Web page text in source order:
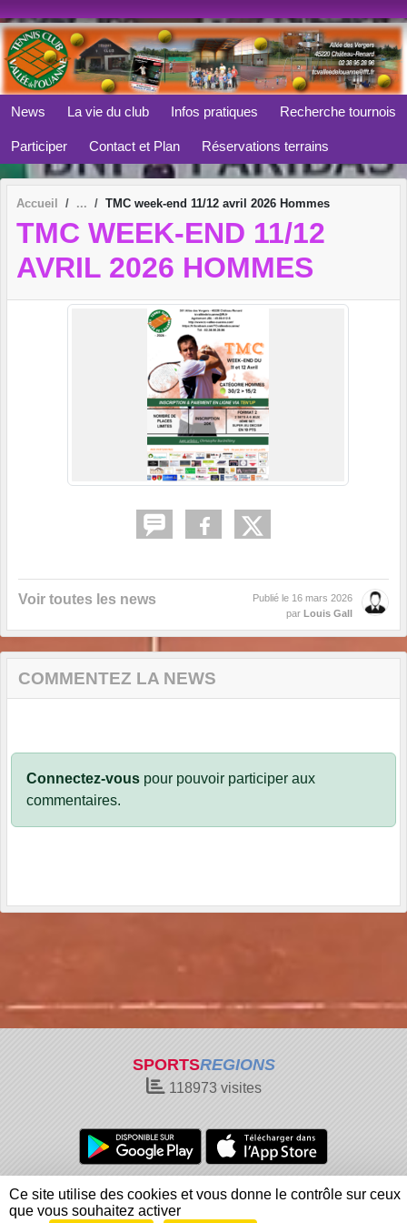
News La vie du club Infos pratiques Recherche tournois
Participer Contact et Plan Réservations terrains
Accueil TMC week-end 11/12 avril 2026 Hommes
TMC WEEK-END 11/12
AVRIL 2026 HOMMES
Voir toutes les news Publié le 16 mars 2026
par Louis Gall
COMMENTEZ LA NEWS
Connectez-vous pour pouvoir participer aux
commentaires.
SPORTSREGIONS
118973 visites
Charte cookies
Gestion des cookies
Informations légales
Signaler un contenu inapproprié
Ce site utilise des cookies et vous donne le contrôle sur ceux
que vous souhaitez activer